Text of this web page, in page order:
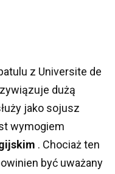
z Universite de
dużą
jako sojusz
wymogiem
. Chociaż ten
być uważany